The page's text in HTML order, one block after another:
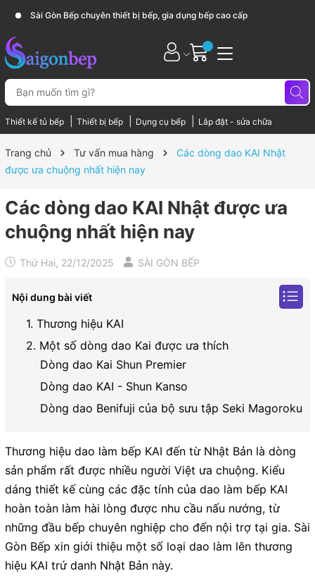
Sài Gòn Bếp chuyên thiết bị bếp, gia dụng bếp cao cấp
Thiết kế tủ bếp Thiết bị bếp Dụng cụ bếp Lắp đặt - sửa chữa
Trang chủ Tư vấn mua hàng
Các dòng dao KAI Nhật
được ưa chuộng nhất hiện nay
Các dòng dao KAI Nhật được ưa
chuộng nhất hiện nay
Thứ Hai, 22/12/2025 SÀI GÒN BẾP
Nội dung bài viết
1. Thương hiệu KAI
2. Một số dòng dao Kai được ưa thích
Dòng dao Kai Shun Premier
Dòng dao KAI - Shun Kanso
Dòng dao Benifuji của bộ sưu tập Seki Magoroku
Thương hiệu dao làm bếp KAI đến từ Nhật Bản là dòng
sản phẩm rất được nhiều người Việt ưa chuộng. Kiểu
dáng thiết kế cùng các đặc tính của dao làm bếp KAI
hoàn toàn làm hài lòng được nhu cầu nấu nướng, từ
những đầu bếp chuyên nghiệp cho đến nội trợ tại gia. Sài
Gòn Bếp xin giới thiệu một số loại dao làm lên thương
hiệu KAI trứ danh Nhật Bản này.